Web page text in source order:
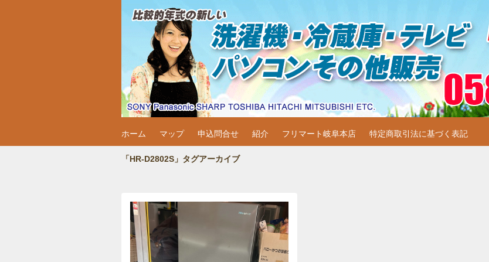
中古家電・洗濯機・冷蔵庫・テレビ・パソ
岐阜市内：格安中古家電・洗濯機・冷蔵庫・テレビ・パソコン販売他販売しています。
ホーム マップ 申込問合せ 紹介 フリマート岐阜本店 特定商取引法に基づく表記
「HR-D2802S」タグアーカイブ